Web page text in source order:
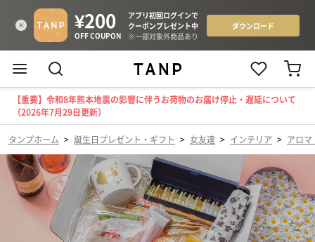
【重要】令和8年熊本地震の影響に伴うお荷物のお届け停止・遅延について
（2026年7月29日更新）
タンプホーム > 誕生日プレゼント・ギフト > 女友達 > インテリア > アロマ